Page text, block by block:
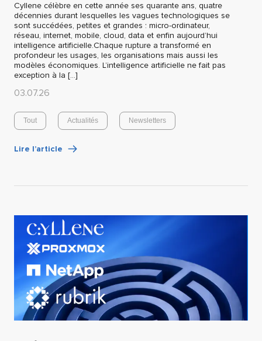
Cyllene célèbre en cette année ses quarante ans, quatre
décennies durant lesquelles les vagues technologiques se
sont succédées, petites et grandes : micro-ordinateur,
réseau, internet, mobile, cloud, data et enfin aujourd’hui
intelligence artificielle.Chaque rupture a transformé en
profondeur les usages, les organisations mais aussi les
modèles économiques. L’intelligence artificielle ne fait pas
exception à la […]
03.07.26
Tout Actualités Newsletters
Lire l’article